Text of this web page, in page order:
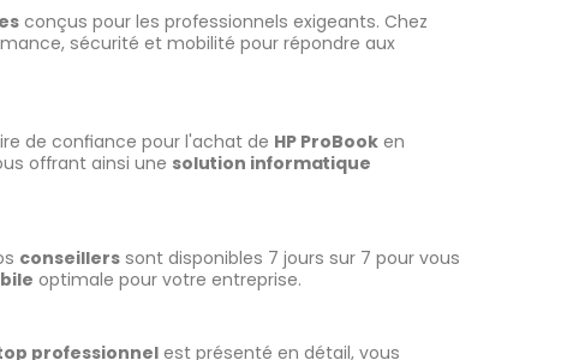
conçus pour les professionnels exigeants. Chez
sécurité et mobilité pour répondre aux
de confiance pour l'achat de HP ProBook en
offrant ainsi une solution informatique
conseillers sont disponibles 7 jours sur 7 pour vous
optimale pour votre entreprise.
professionnel est présenté en détail, vous